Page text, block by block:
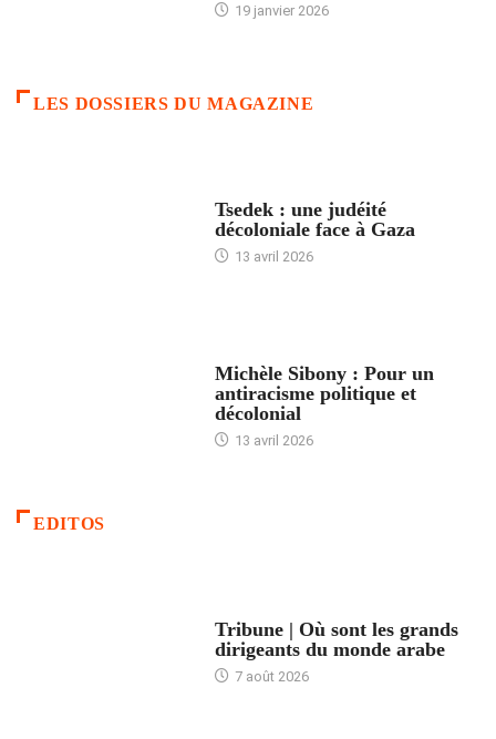
19 janvier 2026
LES DOSSIERS DU MAGAZINE
Tsedek : une judéité
décoloniale face à Gaza
13 avril 2026
Michèle Sibony : Pour un
antiracisme politique et
décolonial
13 avril 2026
EDITOS
Tribune | Où sont les grands
dirigeants du monde arabe
7 août 2026